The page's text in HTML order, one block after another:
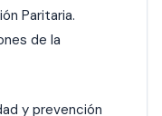
Paritaria.
de la
y prevención